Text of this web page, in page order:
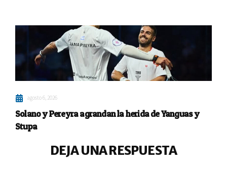
agosto 6, 2026
Solano y Pereyra agrandan la herida de Yanguas y
Stupa
DEJA UNA RESPUESTA